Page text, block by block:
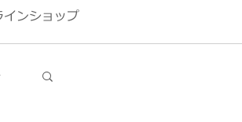
インショップ